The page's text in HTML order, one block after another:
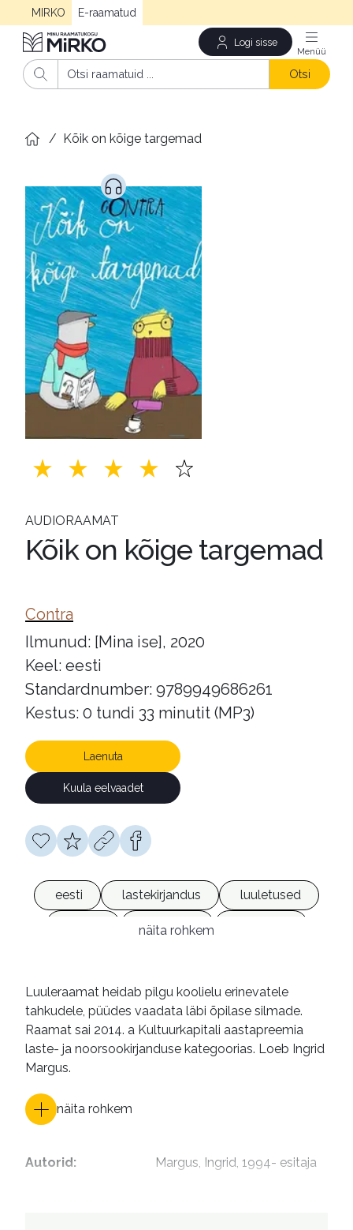
MIRKO E-raamatud
Logi sisse
Otsi
/ Kõik on kõige targemad
AUDIORAAMAT
Kõik on kõige targemad
Contra
Ilmunud: [Mina ise], 2020
Keel: eesti
Standardnumber: 9789949686261
Kestus: 0 tundi 33 minutit (MP3)
Laenuta
Kuula eelvaadet
eesti lastekirjandus
luuletused
õppimine
näita rohkem
Luuleraamat heidab pilgu koolielu erinevatele
tahkudele, püüdes vaadata läbi õpilase silmade.
Raamat sai 2014. a Kultuurkapitali aastapreemia
laste- ja noorsookirjanduse kategoorias. Loeb Ingrid
Margus.
näita rohkem
Autorid: Margus, Ingrid, 1994- esitaja